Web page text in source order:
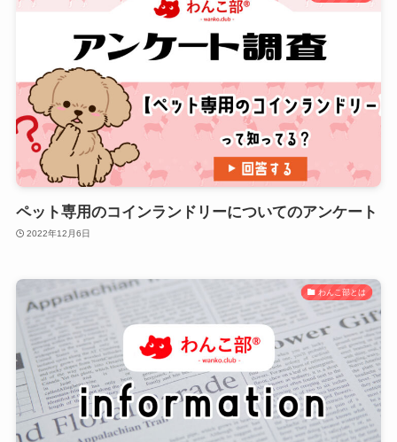
ペット専用のコインランドリーについてのアンケート
2022年12月6日
わんこ部とは